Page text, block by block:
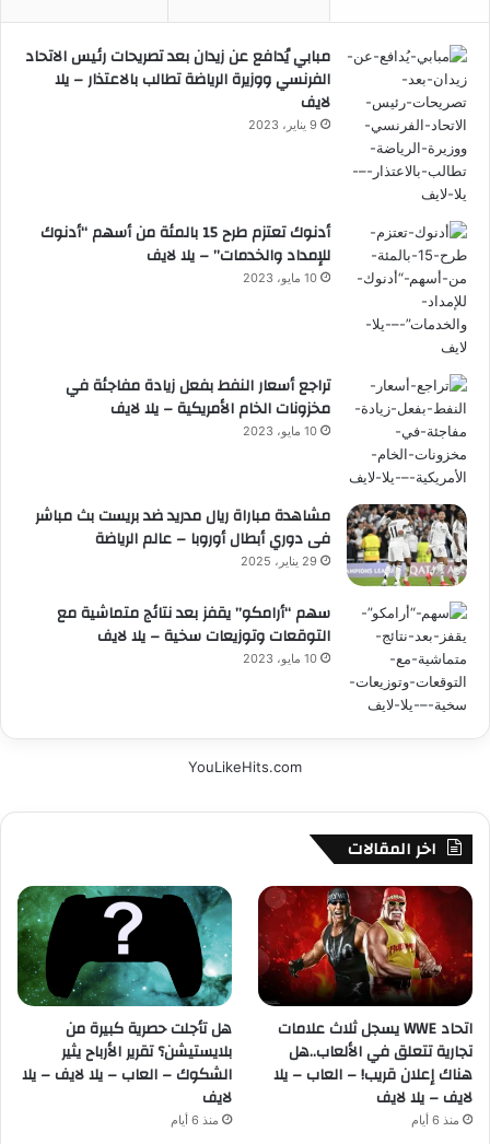
مبابي يُدافع عن زيدان بعد تصريحات رئيس الاتحاد
الفرنسي ووزيرة الرياضة تطالب بالاعتذار – يلا
لايف
9 يناير، 2023
أدنوك تعتزم طرح 15 بالمئة من أسهم “أدنوك
للإمداد والخدمات” – يلا لايف
10 مايو، 2023
تراجع أسعار النفط بفعل زيادة مفاجئة في
مخزونات الخام الأمريكية – يلا لايف
10 مايو، 2023
مشاهدة مباراة ريال مدريد ضد بريست بث مباشر
فى دوري أبطال أوروبا – عالم الرياضة
29 يناير، 2025
سهم “أرامكو” يقفز بعد نتائج متماشية مع
التوقعات وتوزيعات سخية – يلا لايف
10 مايو، 2023
YouLikeHits.com
اخر المقالات
اتحاد WWE يسجل ثلاث علامات
تجارية تتعلق في الألعاب..هل
هناك إعلان قريب! – العاب – يلا
لايف – يلا لايف
منذ 6 أيام
هل تأجلت حصرية كبيرة من
بلايستيشن؟ تقرير الأرباح يثير
الشكوك – العاب – يلا لايف – يلا
لايف
منذ 6 أيام